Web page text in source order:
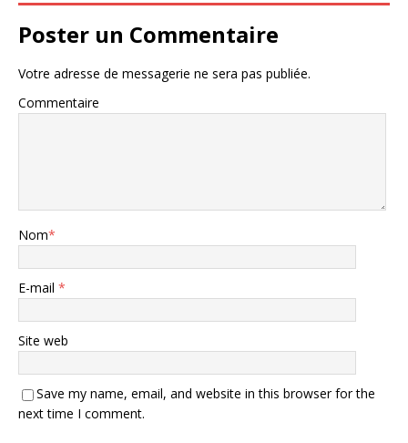
Poster un Commentaire
Votre adresse de messagerie ne sera pas publiée.
Commentaire
Nom*
E-mail *
Site web
Save my name, email, and website in this browser for the
next time I comment.